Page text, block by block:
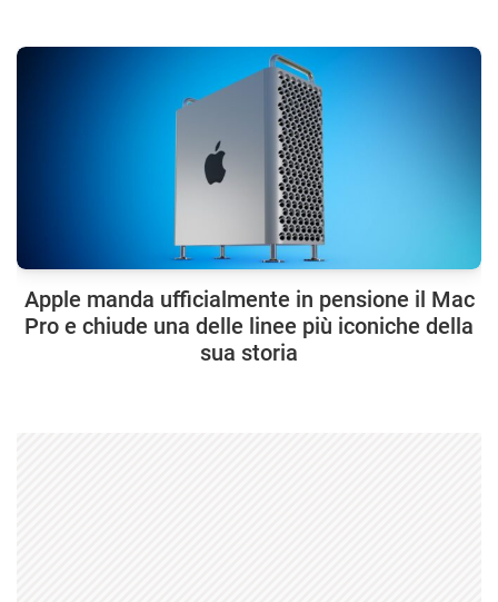
Apple manda ufficialmente in pensione il Mac
Pro e chiude una delle linee più iconiche della
sua storia